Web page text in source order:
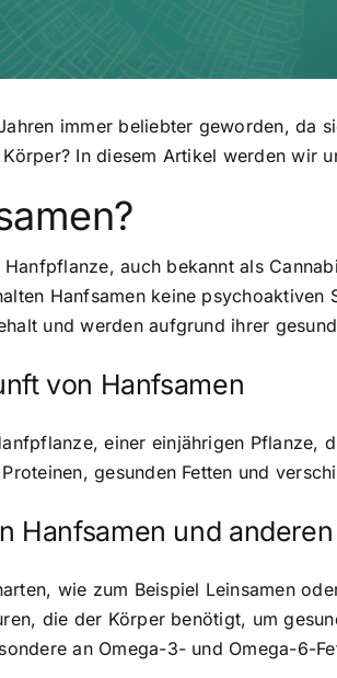
immer beliebter geworden, da
In diesem Artikel werden wir
auch bekannt als
Hanfsamen keine
und werden aufgrund ihrer
von Hanfsamen
einer einjährigen
gesunden Fetten und
Hanfsamen und
wie zum Beispiel Leinsamen
die der Körper benötigt, um
an Omega-3- und Omega-6-